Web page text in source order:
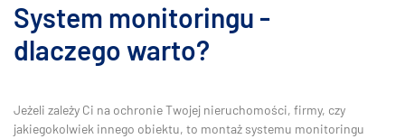
System monitoringu -
dlaczego warto?
Jeżeli zależy Ci na ochronie Twojej nieruchomości, firmy, czy
jakiegokolwiek innego obiektu, to montaż systemu monitoringu